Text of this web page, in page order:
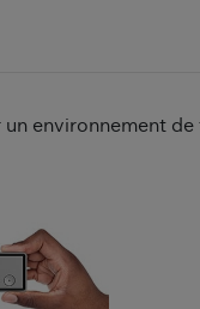
environnement